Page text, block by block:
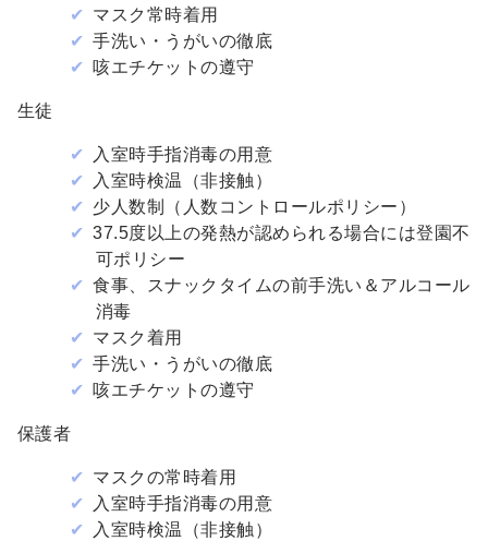
マスク常時着用
手洗い・うがいの徹底
咳エチケットの遵守
生徒
入室時手指消毒の用意
入室時検温（非接触）
少人数制（人数コントロールポリシー）
37.5度以上の発熱が認められる場合には登園不
可ポリシー
食事、スナックタイムの前手洗い＆アルコール
消毒
マスク着用
手洗い・うがいの徹底
咳エチケットの遵守
保護者
マスクの常時着用
入室時手指消毒の用意
入室時検温（非接触）